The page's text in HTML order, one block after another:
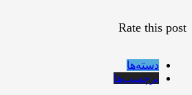
Rate this post
دسته‌ها
برچسب‌ها